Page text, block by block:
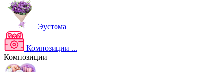
Эустома
Композиции ...
Композиции